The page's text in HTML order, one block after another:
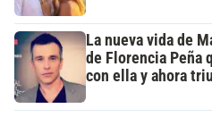
La nueva vida de
de Florencia Peña
con ella y ahora